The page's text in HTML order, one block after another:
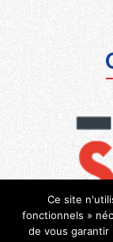
Ce site
fonctionnels »
de vous garantir